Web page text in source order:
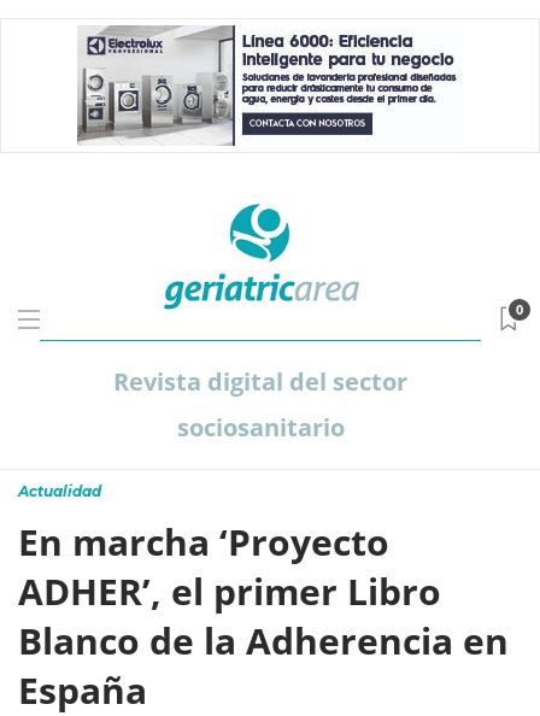
Revista digital del sector
sociosanitario
0
Actualidad
En marcha ‘Proyecto
ADHER’, el primer Libro
Blanco de la Adherencia en
España